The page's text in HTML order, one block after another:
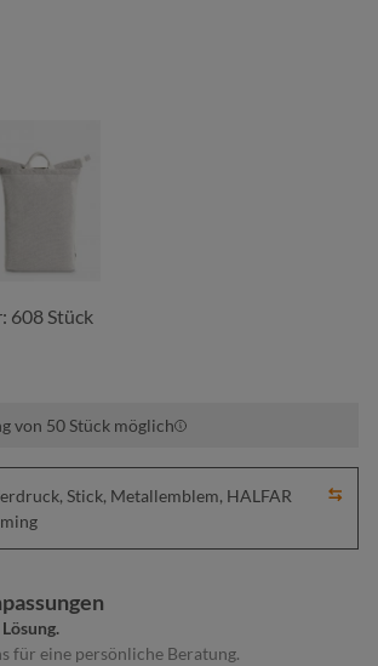
608 Stück
von 50 Stück möglich
Stick, Metallemblem, HALFAR
für eine persönliche Beratung.